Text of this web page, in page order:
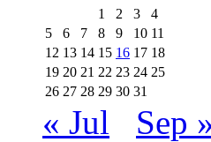
1
2 3
4
5
6 7 8 9 10 11
12 13 14 15 16 17 18
19 20 21 22 23 24 25
26 27 28 29 30 31
« Jul Sep